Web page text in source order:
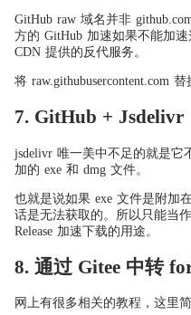
GitHub raw 域名并非
方的 GitHub 加速如果不能加
CDN 提供的反代服务。
将 raw.githubusercontent.com
7. GitHub + Jsdelivr
jsdelivr 唯一美中不足的就是它
加的 exe 和 dmg 文件。
也就是说如果 exe 文件是附加
话是无法获取的。所以只能当
Release 加速下载的用途。
8. 通过 Gitee 中转
网上有很多相关的教程，这里